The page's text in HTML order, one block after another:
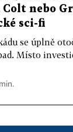
nebo
sci-fi
se úplně
Místo